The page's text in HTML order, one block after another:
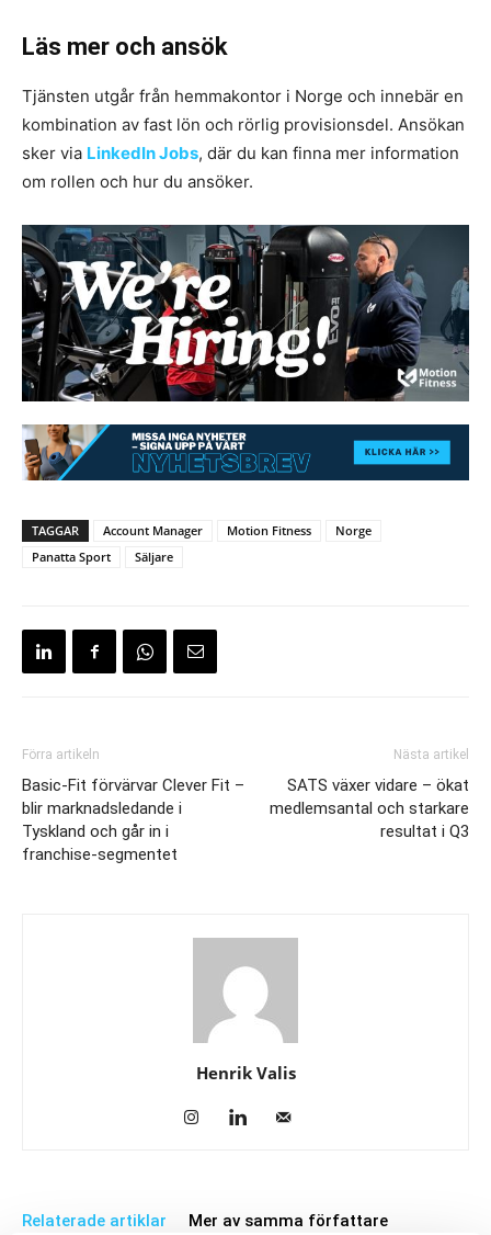
Läs mer och ansök
Tjänsten utgår från hemmakontor i Norge och innebär en
kombination av fast lön och rörlig provisionsdel. Ansökan
sker via LinkedIn Jobs, där du kan finna mer information
om rollen och hur du ansöker.
TAGGAR Account Manager Motion Fitness
Norge
Panatta Sport
Säljare
Förra artikeln
Basic-Fit förvärvar Clever Fit –
blir marknadsledande i
Tyskland och går in i
franchise-segmentet
Nästa artikel
SATS växer vidare – ökat
medlemsantal och starkare
resultat i Q3
Henrik Valis
Relaterade artiklar Mer av samma författare